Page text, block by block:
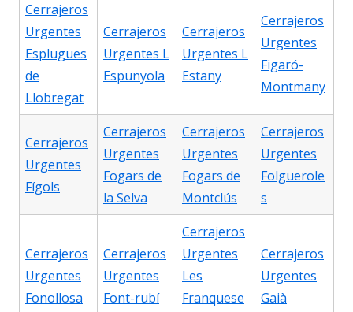
Cerrajeros
Urgentes
Esplugues
de
Llobregat
Cerrajeros
Urgentes L
Espunyola
Cerrajeros
Urgentes L
Estany
Cerrajeros
Urgentes
Figaró-
Montmany
Cerrajeros
Urgentes
Fígols
Cerrajeros
Urgentes
Fogars de
la Selva
Cerrajeros
Urgentes
Fogars de
Montclús
Cerrajeros
Urgentes
Folguerole
s
Cerrajeros
Urgentes
Fonollosa
Cerrajeros
Urgentes
Font-rubí
Cerrajeros
Urgentes
Les
Franquese
Cerrajeros
Urgentes
Gaià